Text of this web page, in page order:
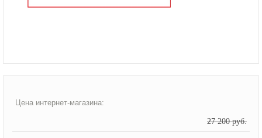
Цена интернет-магазина:
27 200 руб.